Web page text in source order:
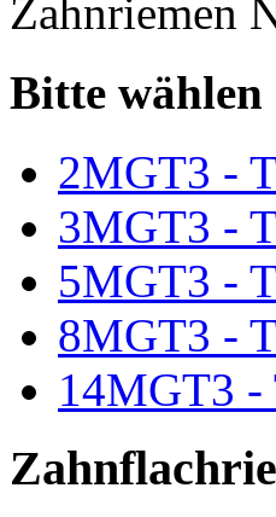
Zahnriemen
Bitte wählen
2MGT3 -
3MGT3 -
5MGT3 -
8MGT3 -
14MGT3 -